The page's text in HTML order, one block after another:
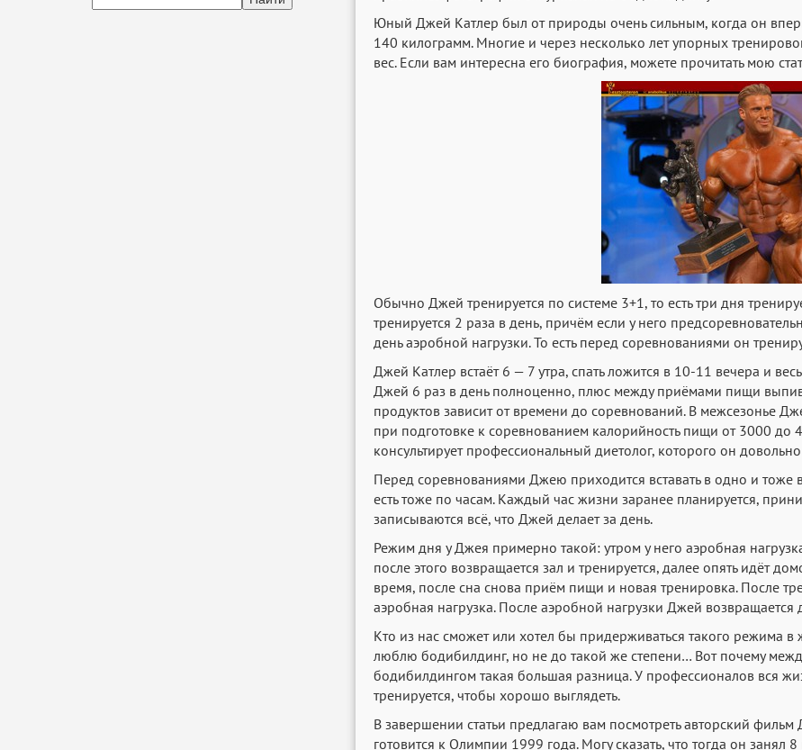
Юный Джей Катлер был от природы очень сильным, когда он
140 килограмм. Многие и через несколько лет упорных
вес. Если вам интересна его биография, можете прочитать мою
Обычно Джей тренируется по системе 3+1, то есть три дня
тренируется 2 раза в день, причём если у него
день аэробной нагрузки. То есть перед соревнованиями он
Джей Катлер встаёт 6 — 7 утра, спать ложится в 10-11 вечера и
Джей 6 раз в день полноценно, плюс между приёмами пищи
продуктов зависит от времени до соревнований. В межсезонье
при подготовке к соревнованием калорийность пищи от 3000 до
консультирует профессиональный диетолог, которого он
Перед соревнованиями Джею приходится вставать в одно и тоже
есть тоже по часам. Каждый час жизни заранее планируется,
записываются всё, что Джей делает за день.
Режим дня у Джея примерно такой: утром у него аэробная
после этого возвращается зал и тренируется, далее опять идёт
время, после сна снова приём пищи и новая тренировка. После
аэробная нагрузка. После аэробной нагрузки Джей возвращается
Кто из нас сможет или хотел бы придерживаться такого режима
люблю бодибилдинг, но не до такой же степени… Вот почему
бодибилдингом такая большая разница. У профессионалов вся
тренируется, чтобы хорошо выглядеть.
В завершении статьи предлагаю вам посмотреть авторский
готовится к Олимпии 1999 года. Могу сказать, что тогда он занял 8